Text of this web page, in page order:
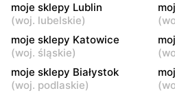
moje sklepy
Górki, ul. Górki 71
moje sklepy
Iwierzyce, ul. Iwierzyce
moje sklepy Lublin
(woj. lubelskie)
(
moje sklepy Katowice
(woj. śląskie)
(
moje sklepy Białystok
(woj. podlaskie)
(